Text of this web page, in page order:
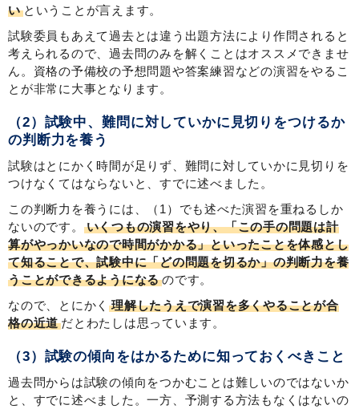
いということが言えます。
試験委員もあえて過去とは違う出題方法により作問されると
考えられるので、過去問のみを解くことはオススメできませ
ん。資格の予備校の予想問題や答案練習などの演習をやるこ
とが非常に大事となります。
（2）試験中、難問に対していかに見切りをつけるか
の判断力を養う
試験はとにかく時間が足りず、難問に対していかに見切りを
つけなくてはならないと、すでに述べました。
この判断力を養うには、（1）でも述べた演習を重ねるしか
ないのです。
いくつもの演習をやり、「この手の問題は計
算がやっかいなので時間がかかる」といったことを体感とし
て知ることで、試験中に「どの問題を切るか」の判断力を養
うことができるようになるのです。
なので、とにかく 理解したうえで演習を多くやることが合
格の近道 だとわたしは思っています。
（3）試験の傾向をはかるために知っておくべきこと
過去問からは試験の傾向をつかむことは難しいのではないか
と、すでに述べました。一方、予測する方法もなくはないの